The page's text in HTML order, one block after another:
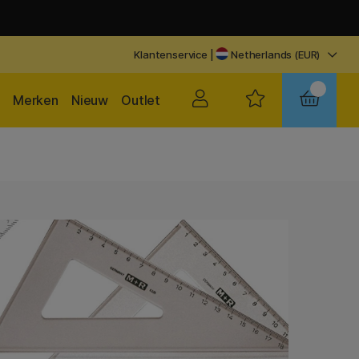
Klantenservice | Netherlands (EUR)
Outlet
Nieuw
Merken